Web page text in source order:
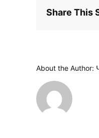
Share This
About the Author: